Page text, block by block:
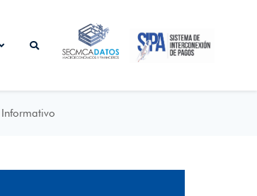
SECMCA
DATOS
SISTEMA DE
INTERCONEXIÓN
DE PAGOS